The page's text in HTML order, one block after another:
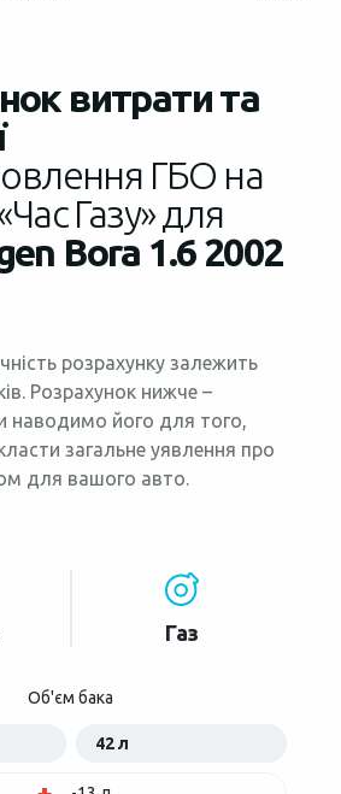
витрати та
ГБО на
Газу» для
Bora 1.6 2002
розрахунку залежить
Розрахунок нижче –
наводимо його для того,
загальне уявлення про
для вашого авто.
Газ
Об'єм бака
42 л